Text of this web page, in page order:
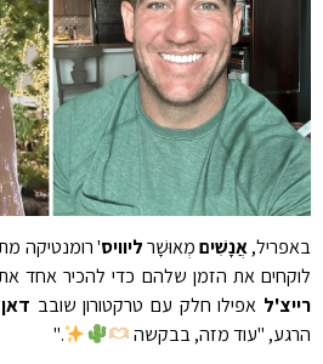
באפריל,אֲנָשִׁיםמְאוּשָׁרליוויס' רומנטיקה
לוקחים את הזמן שלהם כדי להכיר אחד את
רייצ'ל אפילו חלק עם טרקטורון שובב דאן
הרגע, "עוד מזה, בבקשה
."